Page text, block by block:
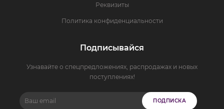
Реквизиты
Политика конфиденциальности
Подписывайся
Узнавайте о спецпредложениях, распродажах и новых
поступлениях!
ПОДПИСКА